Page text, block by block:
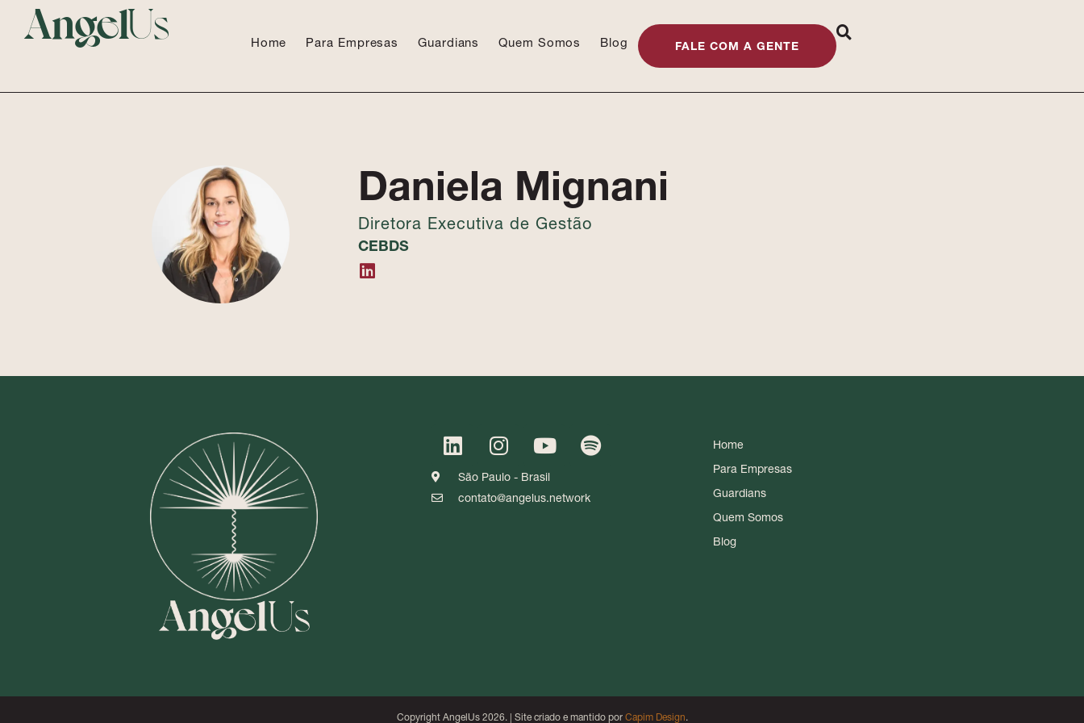
AngelUs Home Para Empresas Guardians Quem Somos Blog FALE COM A GENTE
Daniela Mignani
Diretora Executiva de Gestão
CEBDS
São Paulo - Brasil
contato@angelus.network
Home
Para Empresas
Guardians
Quem Somos
Blog
Copyright AngelUs 2026. | Site criado e mantido por Capim Design.